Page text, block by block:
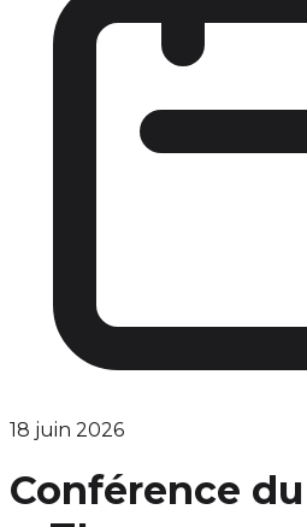
18 juin 2026
Conférence